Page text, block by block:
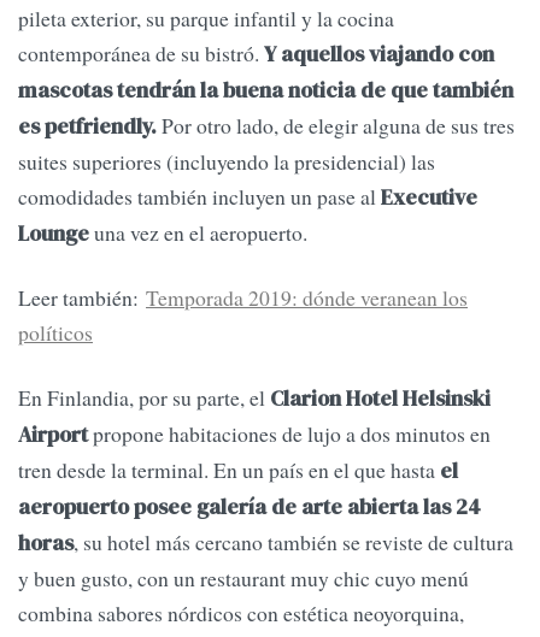
pileta exterior, su parque infantil y la cocina
contemporánea de su bistró. Y aquellos viajando con
mascotas tendrán la buena noticia de que también
es petfriendly.Por otro lado, de elegir alguna de sus tres
suites superiores (incluyendo la presidencial) las
comodidades también incluyen un pase alExecutive
Loungeuna vez en el aeropuerto.
Leer también: Temporada 2019: dónde veranean los
políticos
En Finlandia, por su parte, el Clarion Hotel Helsinski
Airportpropone habitaciones de lujo a dos minutos en
tren desde la terminal. En un país en el que hasta el
aeropuerto posee galería de arte abierta las 24
horas, su hotel más cercano también se reviste de cultura
y buen gusto, con un restaurant muy chic cuyo menú
combina sabores nórdicos con estética neoyorquina,